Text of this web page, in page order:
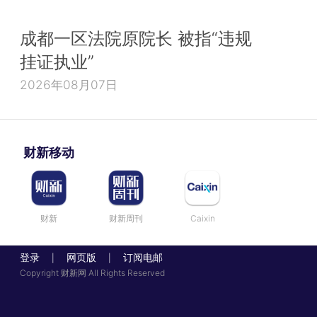
成都一区法院原院长 被指“违规
挂证执业”
2026年08月07日
财新移动
财新 财新周刊 Caixin
登录 网页版 订阅电邮
Copyright 财新网 All Rights Reserved